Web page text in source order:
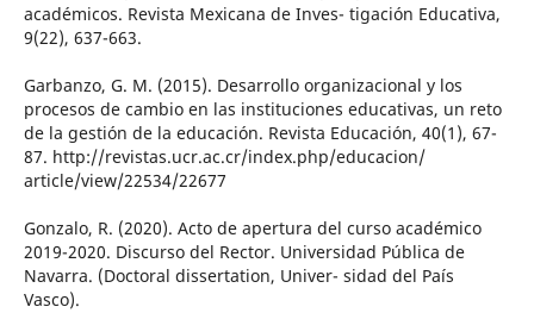
académicos. Revista Mexicana de Inves- tigación Educativa,
9(22), 637-663.
Garbanzo, G. M. (2015). Desarrollo organizacional y los
procesos de cambio en las instituciones educativas, un reto
de la gestión de la educación. Revista Educación, 40(1), 67-
87. http://revistas.ucr.ac.cr/index.php/educacion/
article/view/22534/22677
Gonzalo, R. (2020). Acto de apertura del curso académico
2019-2020. Discurso del Rector. Universidad Pública de
Navarra. (Doctoral dissertation, Univer- sidad del País
Vasco).